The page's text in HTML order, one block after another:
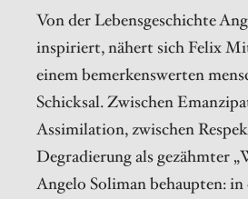
Von der Lebensgeschichte
inspiriert, nähert sich Felix
einem bemerkenswerten
Schicksal. Zwischen
Assimilation, zwischen
Degradierung als gezähmter
Angelo Soliman behaupten: in